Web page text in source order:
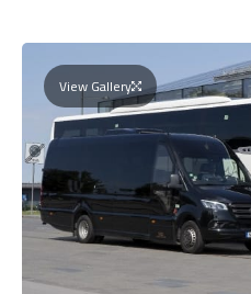
View Gallery